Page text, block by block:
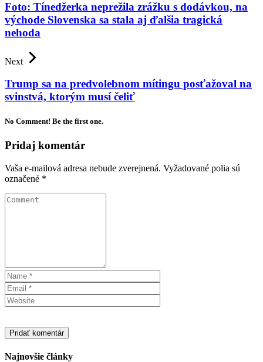
Foto: Tínedžerka neprežila zrážku s dodávkou, na
východe Slovenska sa stala aj ďalšia tragická
nehoda
Next
Trump sa na predvolebnom mítingu posťažoval na
svinstvá, ktorým musí čeliť
No Comment! Be the first one.
Pridaj komentár
Vaša e-mailová adresa nebude zverejnená. Vyžadované polia sú
označené *
Najnovšie články